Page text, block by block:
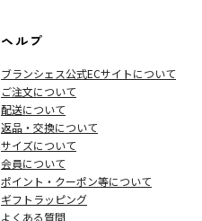
ヘルプ
ブランシェス公式ECサイトについて
ご注文について
配送について
返品・交換について
サイズについて
会員について
ポイント・クーポン等について
ギフトラッピング
よくある質問